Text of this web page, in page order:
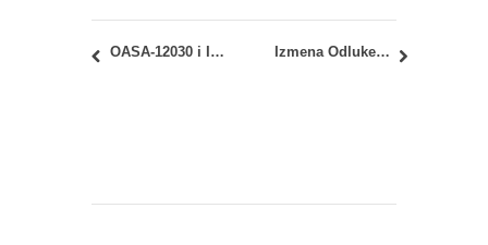
OASA-12030 i IASA-12030 – Istorija moderne umetnosti i dizajna: Uvid u rezultate ispita Izmena Odluke o formi i sadržaju prijemnog ispita za MAS – Arhitektura